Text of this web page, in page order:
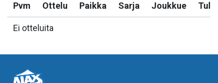
Pvm Ottelu Paikka Sarja Joukkue
Ei otteluita